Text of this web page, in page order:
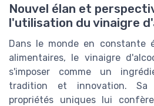
Nouvel élan et
l'utilisation du vinaigre
Dans le monde en constante
alimentaires, le vinaigre
s'imposer comme un
tradition et innovation. Sa
propriétés uniques lui